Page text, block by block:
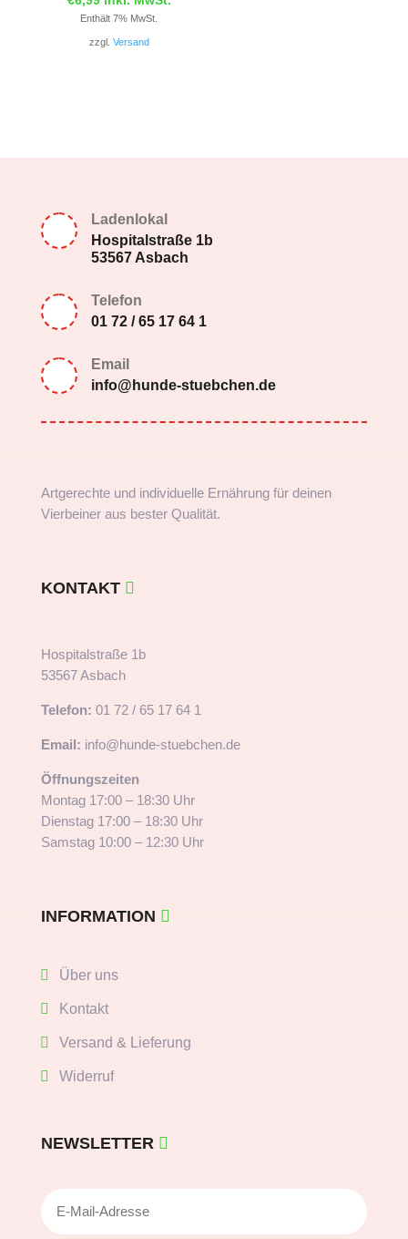
Enthält 7% MwSt.
zzgl. Versand
Ladenlokal
Hospitalstraße 1b
53567 Asbach
Telefon
01 72 / 65 17 64 1
Email
info@hunde-stuebchen.de
Artgerechte und individuelle Ernährung für deinen
Vierbeiner aus bester Qualität.
KONTAKT
Hospitalstraße 1b
53567 Asbach
Telefon: 01 72 / 65 17 64 1
Email: info@hunde-stuebchen.de
Öffnungszeiten
Montag 17:00 – 18:30 Uhr
Dienstag 17:00 – 18:30 Uhr
Samstag 10:00 – 12:30 Uhr
INFORMATION
Über uns
Kontakt
Versand & Lieferung
Widerruf
NEWSLETTER